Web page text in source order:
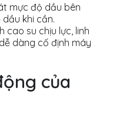
mực độ dầu bên
khi cần.
cao su chịu lực, linh
dàng cố định máy
của